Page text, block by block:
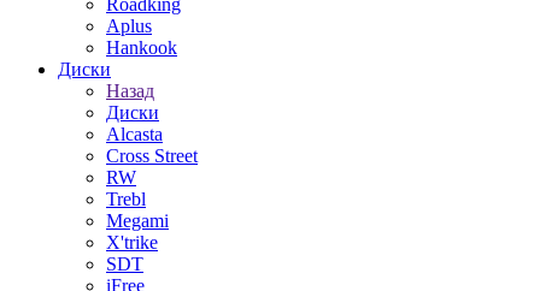
Roadking
Aplus
Hankook
Диски
Назад
Диски
Alcasta
Cross Street
RW
Trebl
Megami
X'trike
SDT
iFree